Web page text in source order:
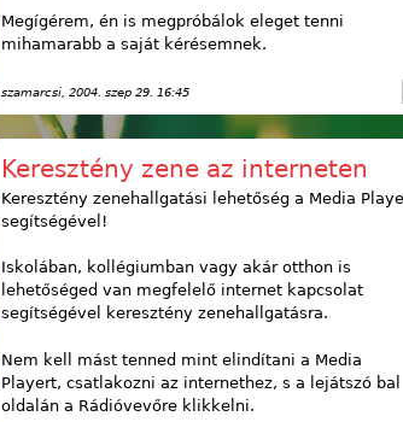
Megígérem, én is megpróbálok eleget tenni
mihamarabb a saját kérésemnek.
szamarcsi , 2004. szep 29. 16:45
Keresztény zene az interneten
Keresztény zenehallgatási lehetőség a Media
segítségével!
Iskolában, kollégiumban vagy akár otthon is
lehetőséged van megfelelő internet kapcsolat
segítségével keresztény zenehallgatásra.
Nem kell mást tenned mint elindítani a Media
Playert, csatlakozni az internethez, s a lejátszó bal
oldalán a Rádióvevőre klikkelni.